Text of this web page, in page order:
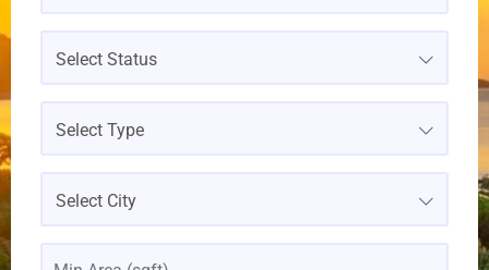
Select Status
Select Type
Select City